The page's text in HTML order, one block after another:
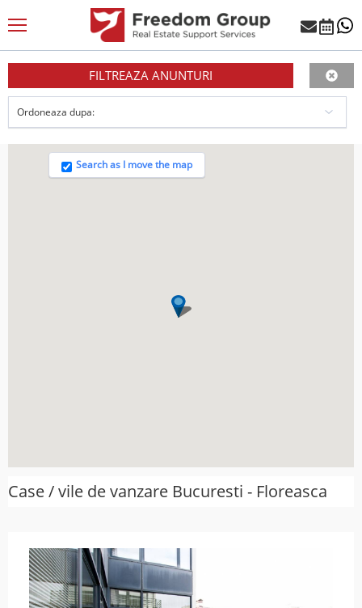
FILTREAZA ANUNTURI
Search as I move the map
Case / vile de vanzare Bucuresti - Floreasca